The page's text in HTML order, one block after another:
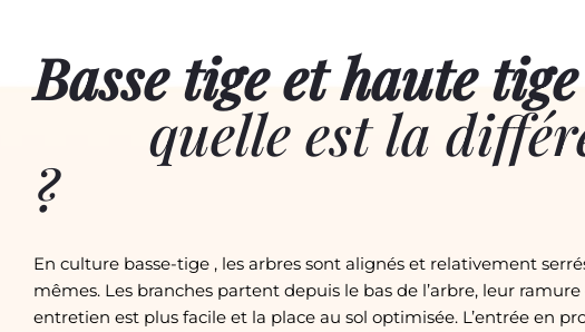
Basse tige et haute
quelle est la
?
En culture basse-tige , les arbres sont alignés et relativement
mêmes. Les branches partent depuis le bas de l’arbre, leur
entretien est plus facile et la place au sol optimisée. L’entrée en